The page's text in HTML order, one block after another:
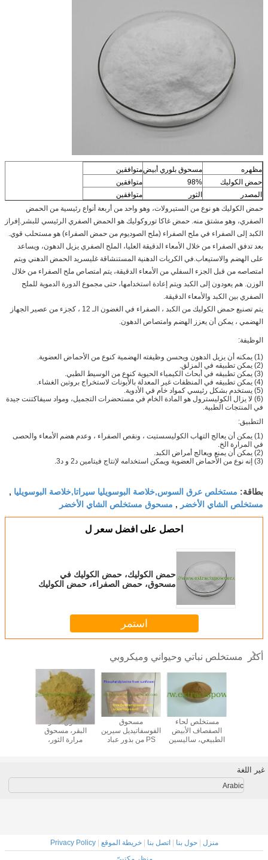
مظهره مسحوق بلوري أبيضمتوافقين
حمض الكوليك
98%
متوافقين
المصدر
الثور
متوافقين
حمض الكوليك هو نوع من الستيرولات، وهو واحد من أربعة أنواع رئيسية من الحمض
الصفري، وهو مشتق منه. حمض غاكا توروكوليك هو الحمض الصفري الرئيسي للبشر.إفراز
الكبد إلى الصفراء في ملح الصفراء (ملح الصوديوم من حمض الصفراء) هو مستحلب قوي.
بعد تدفق الصفراء من خلال الأمعاء الدقيقة العليا، الملح الصفري يزيل الدهون، ويساعد
على الهضم والاستيعاب.في الكريات الدهنية المستنشاقة غليسريد الحمض الدهني ويتم
امتصاصه من قبل الجزء السفلي من الأمعاء الدقيقة، يتم امتصاص ملح الصفراء من خلال
الوزن. هم يعودون إلى الكبد ويتم إعادة استخدامها، حتى مجموع الدورة الدموية للملح
الصفري بين الكبد والأمعاء الدقيقة.
يتم تصنيع حمض الكوليك من الكبد ، الصفراء في الغضون الـ 12 ، كجزء من عصير الجهاز
الهضمي ، يمكن أن يعزز الهضم وامتصاص الدهون.
الوظيفة:
(1) يمكنه أن يزيل الدهون ويحسن وظيفته الهضمية كنوع من الأحماض العضوية.
(2) يمكن تطبيقه في المزلق.
(3) يمكن تطبيقه في أبحاث الكيمياء الحيوية كنوع من الوسيط الطبي.
(4) يمكن تطبيقه في المنظفات غير المعدلة بالأيونات لاستخراج بروتين الغشاء.
(5) يستخدم بشكل رئيسي كمواد خام في الأدوية.
(6) لا يزال الكوليسترول هو المادة الخام في مستحضرات التجميل، ومواد سيفاكتنت جيدة
في المنتجات الطبية.
التطبيق:
(1) يمكن أن يعالج التهاب الكوليسستيت ، ونقص الصفراء ، وعدم هضم الأمعاء والحصى
في المرارة الخ.
(2) يمكن أن يمنع ويعالج أمراض الكبد.
(3) إنه نوع من الأحماض العضوية ويمكن استخدامه لإنتاج فيتامين د2 و د3.
بطاقة: مستخلص عرق السوس,خلاصة البوسويليا سيراتا,خلاصة البوسويليا ,
مستخلص الشاي الأخضر , مسحوق مستخلص الشاي الأخضر
احصل على افضل سعر ل
حمض الكوليك، حمض الكوليك في
مسحوق، حمض الصفراء، حمض الكوليك
استمر
أكثر مستخلص نباتي وحيواني وميكروبي
القرش/
مسحوق صفراء
البقر، مسحوق
مرارة الثور،
مسحوق
الفوسفاتيديل سيرين
PS من بذور عباد
مستخلص لحاء
الصفصاف الأبيض
الطبيعي، ساليسين
غير اللغة
Arabic
منزل |حول بنا اتصل بنا |خريطة الموقع |
Privacy Policy